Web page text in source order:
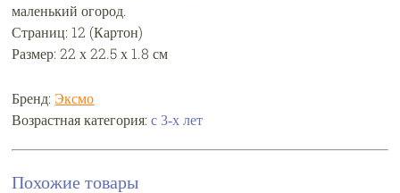
маленький огород.
Страниц: 12 (Картон)
Размер: 22 х 22.5 х 1.8 см
Бренд: Эксмо
Возрастная категория:с 3-х лет
Похожие товары